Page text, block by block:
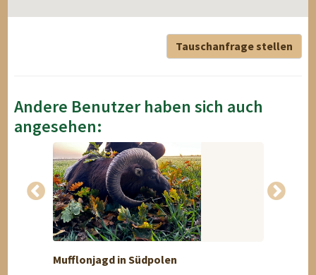
Tauschanfrage stellen
Andere Benutzer haben sich auch
angesehen:
Mufflonjagd in Südpolen